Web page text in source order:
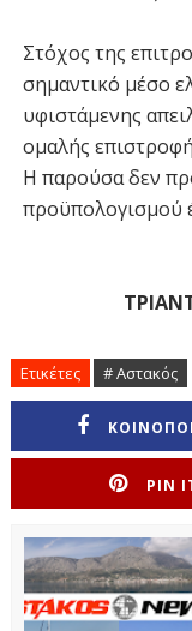
Στόχος της
σημαντικό μέσο
υφιστάμενης
ομαλής
Η παρούσα δεν
προϋπολογισμού
Ετικέτες # Αστακός
PIN